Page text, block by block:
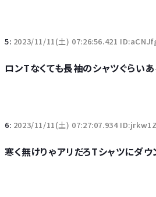
5: 2023/11/11(土) 07:26:56.421
ロンTなくても長袖のシャツぐらい
6: 2023/11/11(土) 07:27:07.934
寒く無けりゃアリだろTシャツにダ